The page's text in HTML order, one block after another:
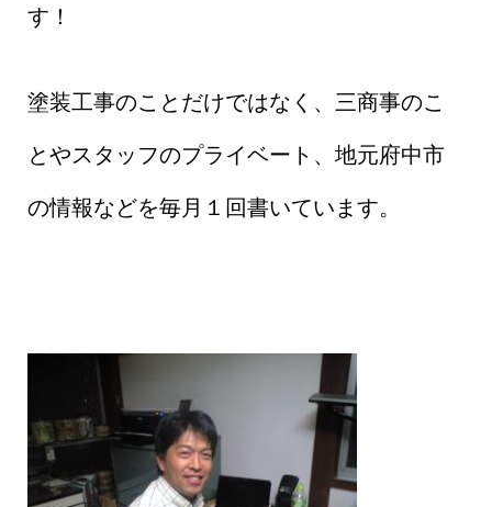
す！
塗装工事のことだけではなく、三商事のこ
とやスタッフのプライベート、地元府中市
の情報などを毎月１回書いています。